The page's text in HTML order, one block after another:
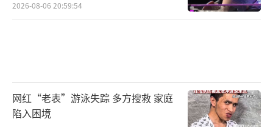
2026-08-06 20:59:54
网红“老表”游泳失踪 多方搜救 家庭
陷入困境